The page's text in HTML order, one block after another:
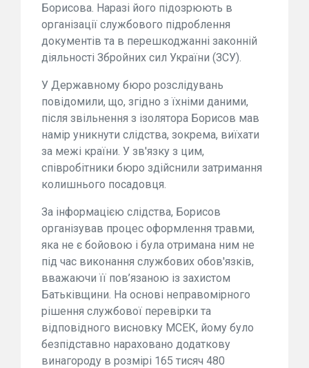
Борисова. Наразі його підозрюють в
організації службового підроблення
документів та в перешкоджанні законній
діяльності Збройних сил України (ЗСУ).
У Державному бюро розслідувань
повідомили, що, згідно з їхніми даними,
після звільнення з ізолятора Борисов мав
намір уникнути слідства, зокрема, виїхати
за межі країни. У зв'язку з цим,
співробітники бюро здійснили затримання
колишнього посадовця.
За інформацією слідства, Борисов
організував процес оформлення травми,
яка не є бойовою і була отримана ним не
під час виконання службових обов'язків,
вважаючи її пов’язаною із захистом
Батьківщини. На основі неправомірного
рішення службової перевірки та
відповідного висновку МСЕК, йому було
безпідставно нараховано додаткову
винагороду в розмірі 165 тисяч 480